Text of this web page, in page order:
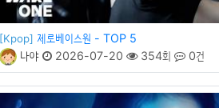
[Kpop] 제로베이스원 - TOP 5
나야
2026-07-20 354회 0건